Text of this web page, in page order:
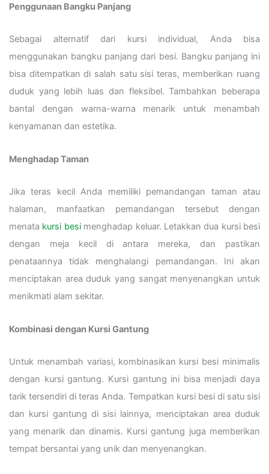
Penggunaan Bangku Panjang
Sebagai alternatif dari kursi individual, Anda bisa
menggunakan bangku panjang dari besi. Bangku panjang ini
bisa ditempatkan di salah satu sisi teras, memberikan ruang
duduk yang lebih luas dan fleksibel. Tambahkan beberapa
bantal dengan warna-warna menarik untuk menambah
kenyamanan dan estetika.
Menghadap Taman
Jika teras kecil Anda memiliki pemandangan taman atau
halaman, manfaatkan pemandangan tersebut dengan
menata kursi besimenghadap keluar. Letakkan dua kursi besi
dengan meja kecil di antara mereka, dan pastikan
penataannya tidak menghalangi pemandangan. Ini akan
menciptakan area duduk yang sangat menyenangkan untuk
menikmati alam sekitar.
Kombinasi dengan Kursi Gantung
Untuk menambah variasi, kombinasikan kursi besi minimalis
dengan kursi gantung. Kursi gantung ini bisa menjadi daya
tarik tersendiri di teras Anda. Tempatkan kursi besi di satu sisi
dan kursi gantung di sisi lainnya, menciptakan area duduk
yang menarik dan dinamis. Kursi gantung juga memberikan
tempat bersantai yang unik dan menyenangkan.